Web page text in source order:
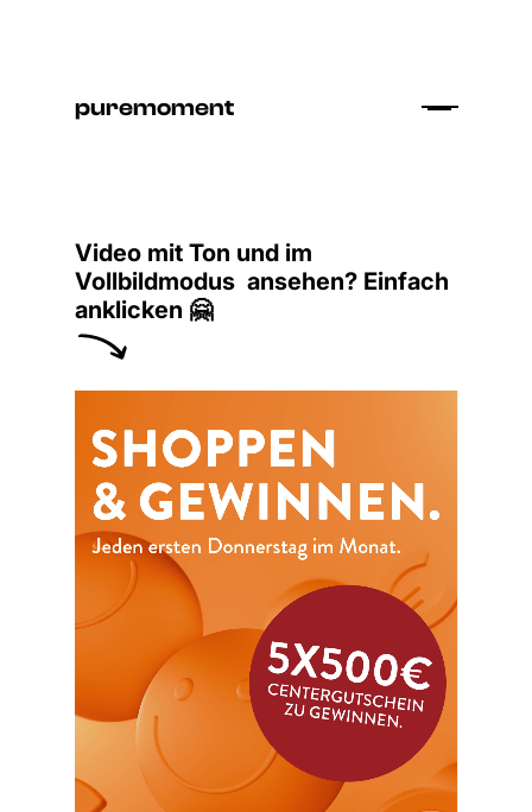
puremoment
Video mit Ton und im
Vollbildmodus ansehen? Einfach
anklicken 🤗